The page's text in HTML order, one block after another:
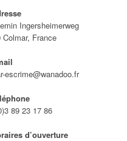
Office 365
Ingersheimerweg
Colmar, France
escrime@wanadoo.fr
89 23 17 86
d’ouverture